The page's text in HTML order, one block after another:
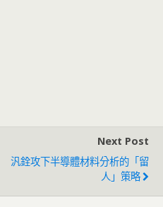
Next Post
汎銓攻下半導體材料分析的「留
人」策略